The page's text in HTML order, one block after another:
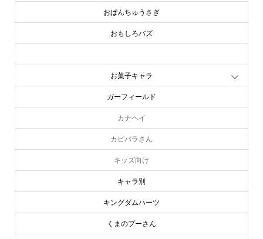
おぱんちゅうさぎ
おもしろバズ
お菓子キャラ
ガーフィールド
カナヘイ
カピバラさん
キッズ向け
キャラ別
キングダムハーツ
くまのプーさん